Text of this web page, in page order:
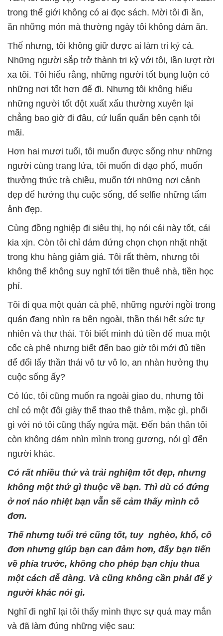
trong thế giới không có ai đọc sách. Mời tôi đi ăn,
ăn những món mà thường ngày tôi không dám ăn.
Thế nhưng, tôi không giữ được ai làm tri kỷ cả.
Những người sắp trở thành tri kỷ với tôi, lần lượt rời
xa tôi. Tôi hiểu rằng, những người tốt bụng luộn có
những nơi tốt hơn để đi. Nhưng tôi không hiểu
những người tốt đột xuất xấu thường xuyên lại
chẳng bao giờ đi đâu, cứ luẩn quẩn bên cạnh tôi
mãi.
Hơn hai mươi tuổi, tôi muốn được sống như những
người cùng trang lứa, tôi muốn đi dạo phố, muốn
thưởng thức trà chiều, muốn tới những nơi cảnh
đẹp để hưởng thụ cuộc sống, để selfie những tấm
ảnh đẹp.
Cùng đồng nghiệp đi siêu thị, họ nói cái này tốt, cái
kia xịn. Còn tôi chỉ dám đứng chọn chọn nhặt nhặt
trong khu hàng giảm giá. Tôi rất thèm, nhưng tôi
không thể không suy nghĩ tới tiền thuê nhà, tiền học
phí.
Tôi đi qua một quán cà phê, những người ngồi trong
quán đang nhìn ra bên ngoài, thần thái hết sức tự
nhiên và thư thái. Tôi biết mình đủ tiền để mua một
cốc cà phê nhưng biết đến bao giờ tôi mới đủ tiền
để đổi lấy thần thái vô tư vô lo, an nhàn hưởng thụ
cuộc sống ấy?
Có lúc, tôi cũng muốn ra ngoài giao du, nhưng tôi
chỉ có một đôi giày thể thao thê thảm, mặc gì, phối
gì với nó tôi cũng thấy ngứa mặt. Đến bản thân tôi
còn không dám nhìn mình trong gương, nói gì đến
người khác.
Có rất nhiều thứ và trải nghiệm tốt đẹp, nhưng
không một thứ gì thuộc về bạn. Thì dù có đứng
ở nơi náo nhiệt bạn vẫn sẽ cảm thấy mình cô
đơn.
Thế nhưng tuổi trẻ cũng tốt, tuy nghèo, khổ, cô
đơn nhưng giúp bạn can đảm hơn, đẩy bạn tiến
về phía trước, không cho phép bạn chịu thua
một cách dễ dàng. Và cũng không cần phải để ý
người khác nói gì.
Nghĩ đi nghĩ lại tôi thấy mình thực sự quá may mắn
và đã làm đúng những việc sau: